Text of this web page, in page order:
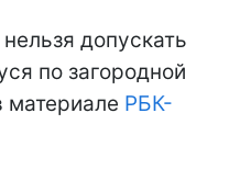
допускать
по загородной
материале РБК-